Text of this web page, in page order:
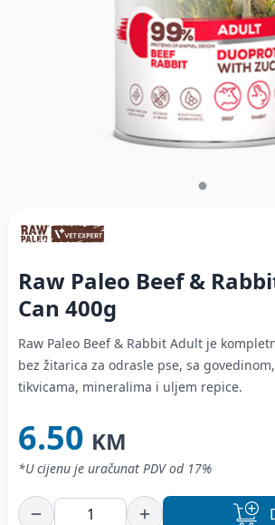
Raw Paleo Beef &
Can 400g
Raw Paleo Beef & Rabbit Adult je
bez žitarica za odrasle pse, sa
tikvicama, mineralima i uljem repice.
6.50 KM
*U cijenu je uračunat PDV od 17%